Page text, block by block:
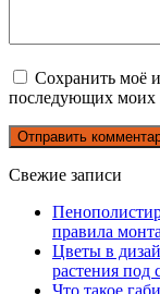
Сохранить моё
последующих моих
Свежие записи
правила
Цветы в
растения под
Что такое